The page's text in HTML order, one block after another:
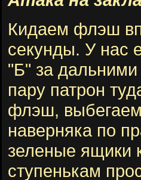
Кидаем флэш
секунды. У нас
"Б" за
пару патрон
флэш,
наверняка по
зеленые ящики
ступенькам